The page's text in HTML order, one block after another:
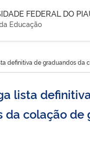
FEDERAL DO
Educação
definitiva de graduandos da
lista
da colação de